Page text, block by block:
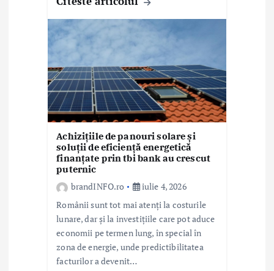
Achizițiile de panouri solare și
soluții de eficiență energetică
finanțate prin tbi bank au crescut
puternic
brandINFO.ro
iulie 4, 2026
Românii sunt tot mai atenți la costurile
lunare, dar și la investițiile care pot aduce
economii pe termen lung, în special în
zona de energie, unde predictibilitatea
facturilor a devenit…